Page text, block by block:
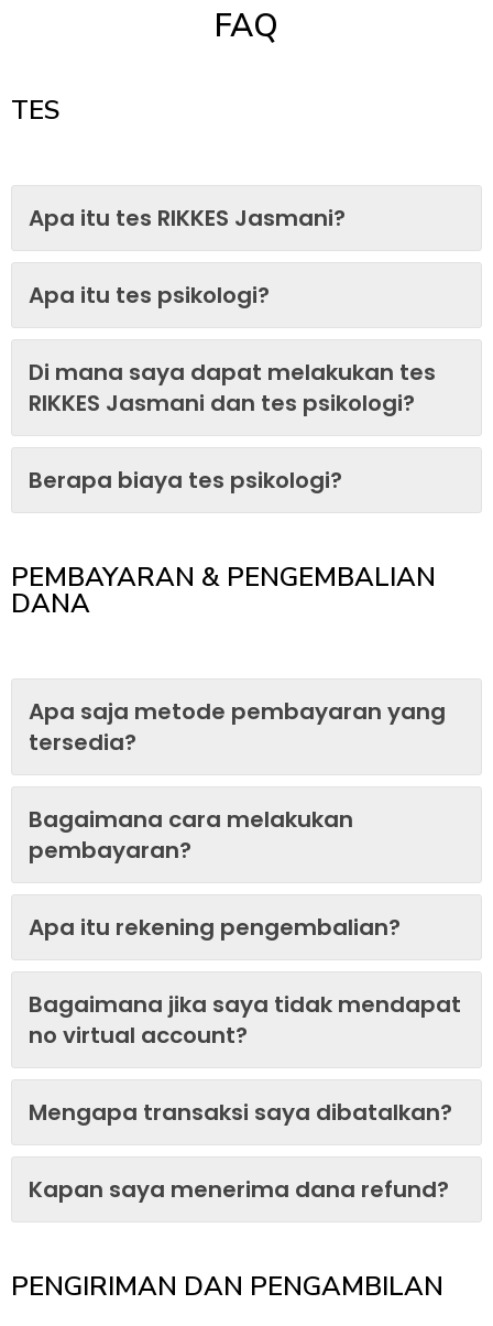
FAQ
TES
Apa itu tes RIKKES Jasmani?
Apa itu tes psikologi?
Di mana saya dapat melakukan tes
RIKKES Jasmani dan tes psikologi?
Berapa biaya tes psikologi?
PEMBAYARAN & PENGEMBALIAN
DANA
Apa saja metode pembayaran yang
tersedia?
Bagaimana cara melakukan
pembayaran?
Apa itu rekening pengembalian?
Bagaimana jika saya tidak mendapat
no virtual account?
Mengapa transaksi saya dibatalkan?
Kapan saya menerima dana refund?
PENGIRIMAN DAN PENGAMBILAN